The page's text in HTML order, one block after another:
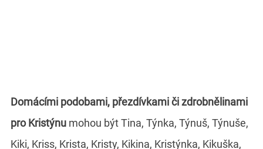
Domácími podobami, přezdívkami či zdrobnělinami
pro Kristýnu mohou být Tina, Týnka, Týnuš, Týnuše,
Kiki, Kriss, Krista, Kristy, Kikina, Kristýnka, Kikuška,